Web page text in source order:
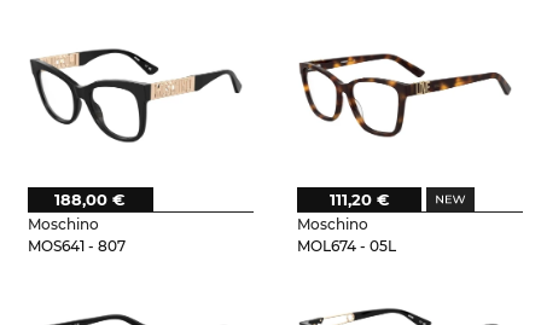
Moschino
MOS641 - 807
188,00 €
Moschino
MOL674 - 05L
111,20 €